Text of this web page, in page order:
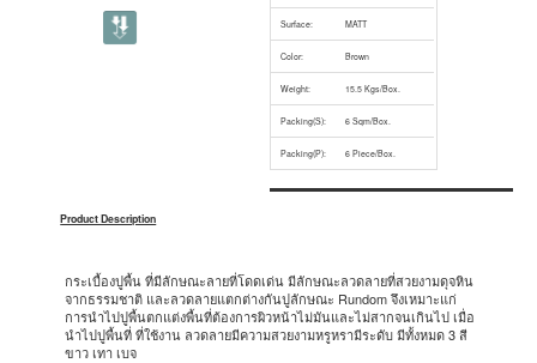
Surface: MATT
Color: Brown
Weight: 15.5 Kgs/Box.
Packing(S): 6 Sqm/Box.
Packing(P): 6 Piece/Box.
Product Description
กระเบื้องปูพื้น ที่มีลักษณะลายที่โดดเด่น มีลักษณะลวดลายที่สวยงามดุจหิน
จากธรรมชาติ และลวดลายแตกต่างกันปูลักษณะ Rundom จึงเหมาะแก่
การนำไปปูพื้นตกแต่งพื้นที่ต้องการผิวหน้าไม่มันและไม่สากจนเกินไป เมื่อ
นำไปปูพื้นที่ ที่ใช้งาน ลวดลายมีความสวยงามหรูหรามีระดับ มีทั้งหมด 3 สี
ขาว เทา เบจ